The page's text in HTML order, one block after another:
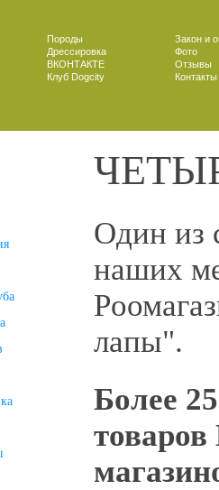
Породы
Закон и
Дрессировка
Фото
ВКОНТАКТЕ
Отзывы
Клуб Dogcity
Контакты
Один из
наших
лапы".
Более
товаров